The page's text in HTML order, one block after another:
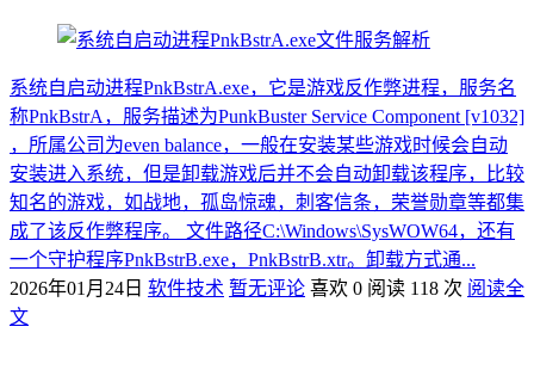
系统自启动进程PnkBstrA.exe，它是游戏反作弊进程，服务名
称PnkBstrA，服务描述为PunkBuster Service Component [v1032]
，所属公司为even balance，一般在安装某些游戏时候会自动
安装进入系统，但是卸载游戏后并不会自动卸载该程序，比较
知名的游戏，如战地，孤岛惊魂，刺客信条，荣誉勋章等都集
成了该反作弊程序。 文件路径C:\Windows\SysWOW64，还有
一个守护程序PnkBstrB.exe，PnkBstrB.xtr。卸载方式通...
2026年01月24日 软件技术 暂无评论 喜欢 0 阅读 118 次 阅读全
文